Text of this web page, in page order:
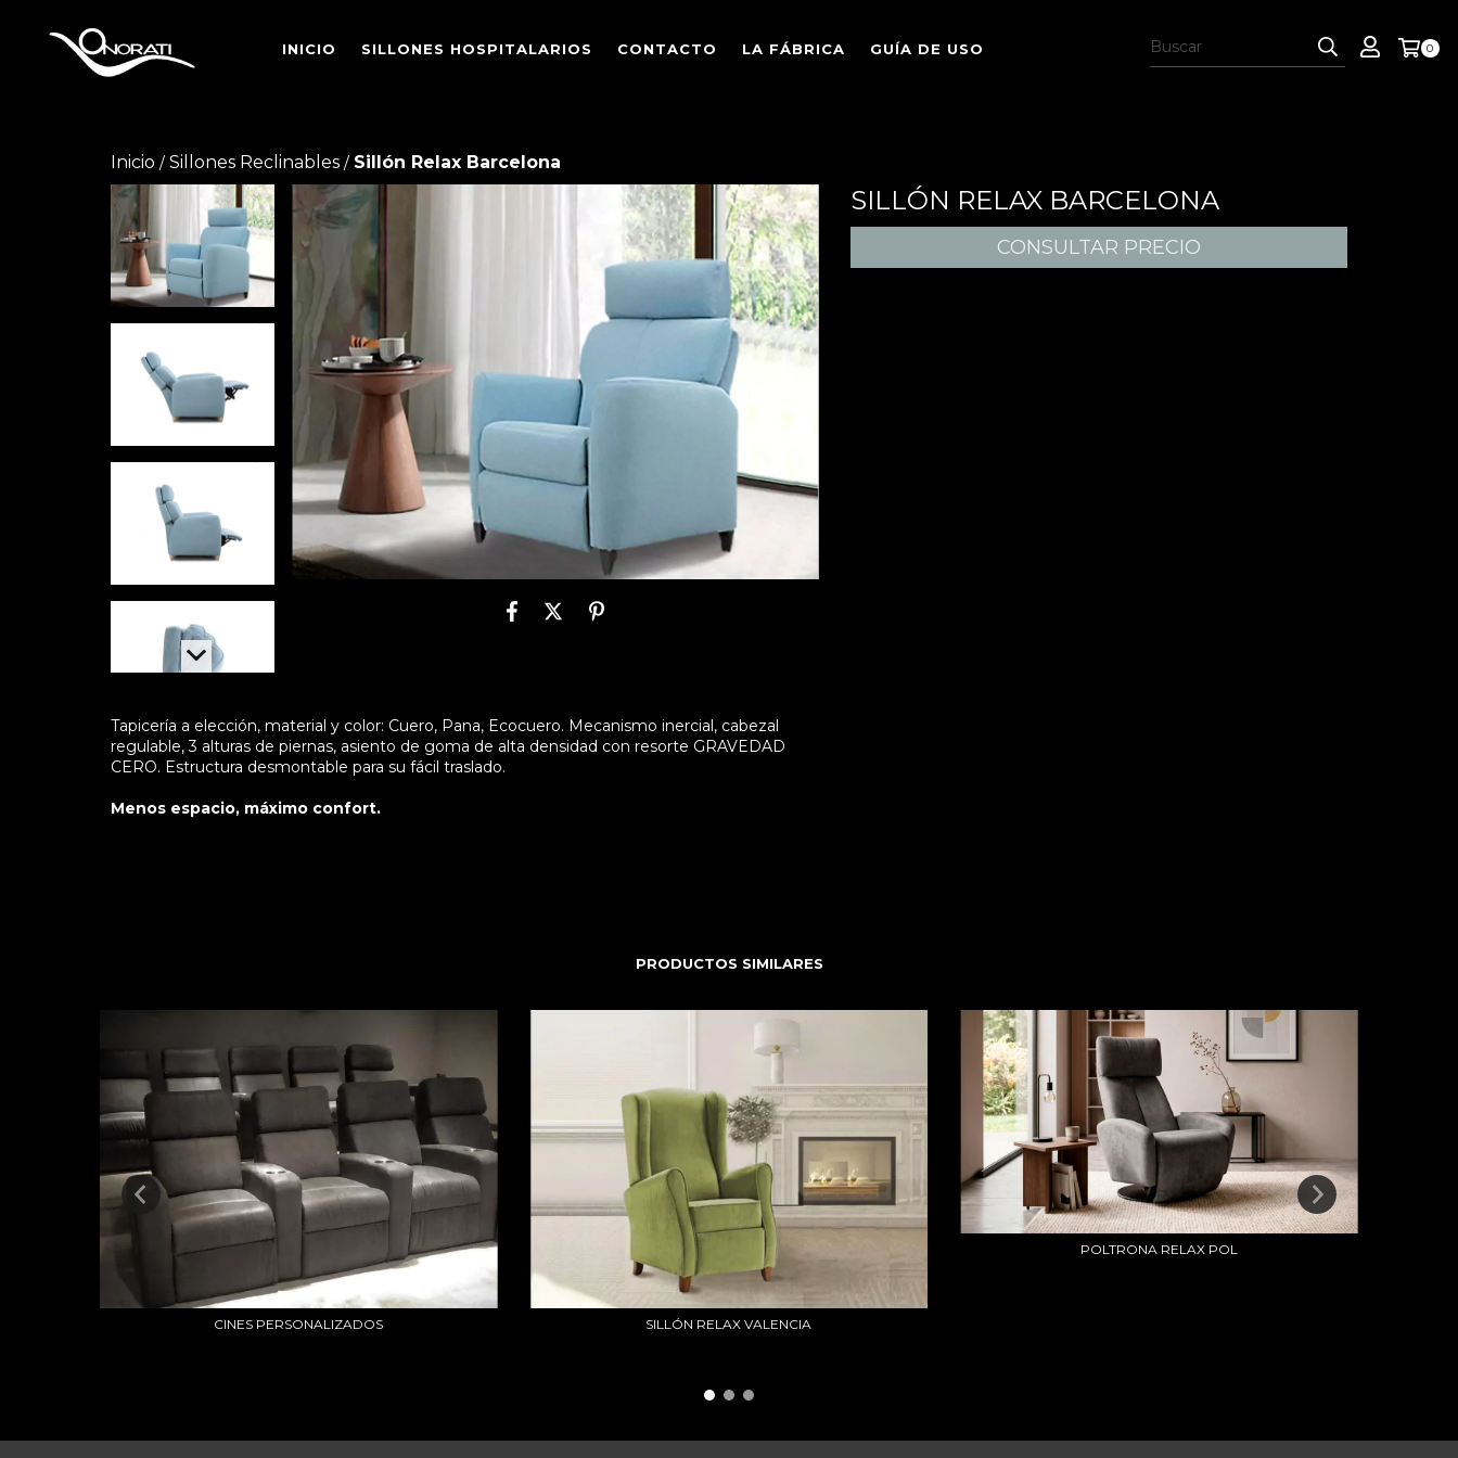
INICIO SILLONES HOSPITALARIOS CONTACTO LA FÁBRICA GUÍA DE USO 0
Inicio / Sillones Reclinables / Sillón Relax Barcelona
Tapicería a elección, material y color: Cuero, Pana, Ecocuero. Mecanismo inercial, cabezal
regulable, 3 alturas de piernas, asiento de goma de alta densidad con resorte GRAVEDAD
CERO. Estructura desmontable para su fácil traslado.
Menos espacio, máximo confort.
SILLÓN RELAX BARCELONA
PRODUCTOS SIMILARES
CINES PERSONALIZADOS SILLÓN RELAX VALENCIA
POLTRONA RELAX POL